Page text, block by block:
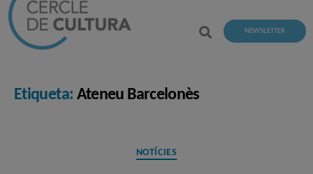
NEWSLETTER
Etiqueta: Ateneu Barcelonès
Categories
NOTÍCIES